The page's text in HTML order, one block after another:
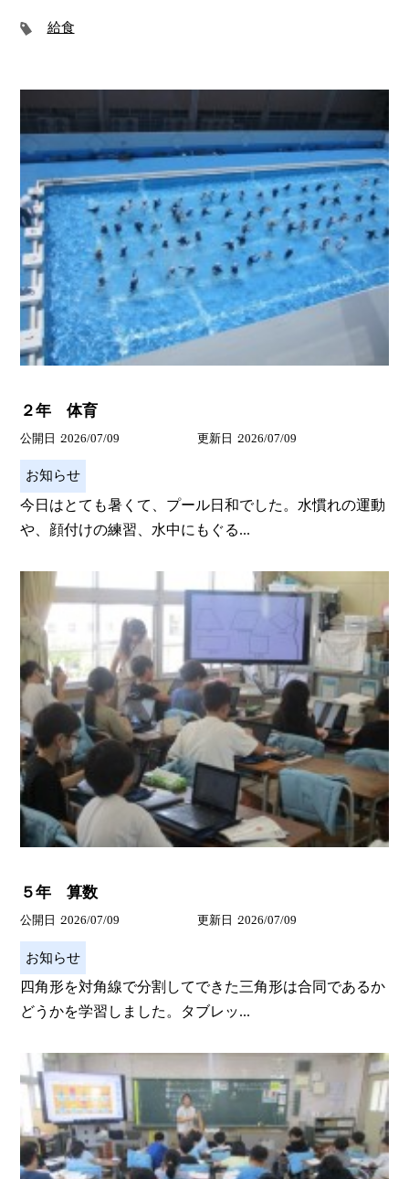
給食
２年 体育
公開日 2026/07/09 更新日 2026/07/09
お知らせ
今日はとても暑くて、プール日和でした。水慣れの運動
や、顔付けの練習、水中にもぐる...
５年 算数
公開日 2026/07/09 更新日 2026/07/09
お知らせ
四角形を対角線で分割してできた三角形は合同であるか
どうかを学習しました。タブレッ...